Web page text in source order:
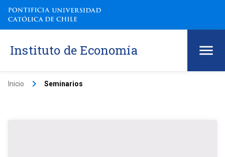
Instituto de Economía
Inicio keyboard_arrow_right Seminarios